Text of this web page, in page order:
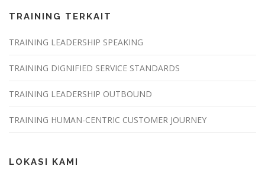
TRAINING TERKAIT
TRAINING LEADERSHIP SPEAKING
TRAINING DIGNIFIED SERVICE STANDARDS
TRAINING LEADERSHIP OUTBOUND
TRAINING HUMAN-CENTRIC CUSTOMER JOURNEY
LOKASI KAMI